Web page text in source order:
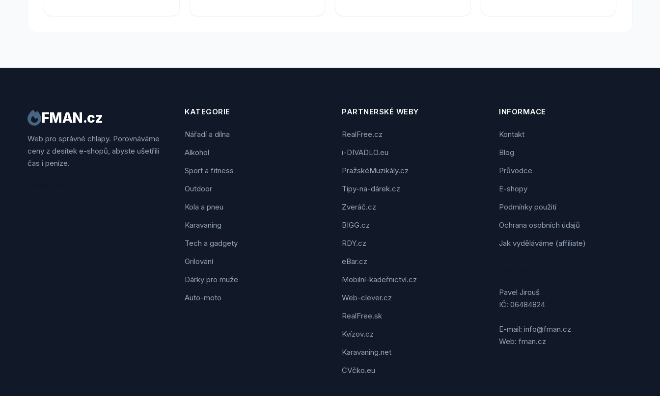
FMAN.cz
Web pro správné chlapy. Porovnáváme
ceny z desítek e-shopů, abyste ušetřili
čas i peníze.
KATEGORIE
Nářadí a dílna
Alkohol
Sport a fitness
Outdoor
Kola a pneu
Karavaning
Tech a gadgety
Grilování
Dárky pro muže
Auto-moto
PARTNERSKÉ WEBY
RealFree.cz
i-DIVADLO.eu
PražskéMuzikály.cz
Tipy-na-dárek.cz
Zveráč.cz
BIGG.cz
RDY.cz
eBar.cz
Mobilní-kadeřnictví.cz
Web-clever.cz
RealFree.sk
Kvízov.cz
Karavaning.net
CVčko.eu
INFORMACE
Kontakt
Blog
Průvodce
E-shopy
Podmínky použití
Ochrana osobních údajů
Jak vyděláváme (affiliate)
Pavel Jirouš
IČ: 06484824
E-mail: info@fman.cz
Web: fman.cz